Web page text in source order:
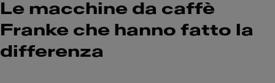
Le macchine da caffè
Franke che hanno fatto la
differenza